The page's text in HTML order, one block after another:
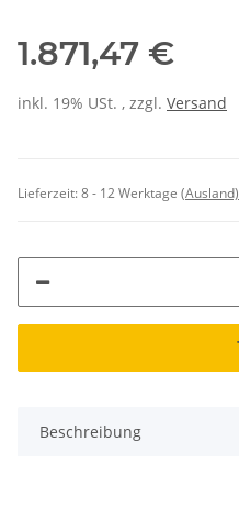
1.871,47 €
inkl. 19% USt. , zzgl. Versand
Lieferzeit:8 - 12 Werktage (Ausland)
Beschreibung